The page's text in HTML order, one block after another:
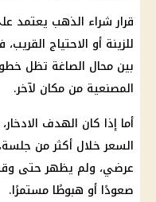
قرارشراء الذهب يعتمد
للزينة أو الاحتياج
بين محال الصاغة تظل
المصنعية من مكان لآخر.
أما إذا كان الهدف الادخار
السعر خلال أكثر من
عرضي، ولم يظهر حتى وقت
صعودًا أو هبوطًا مستمرًا.